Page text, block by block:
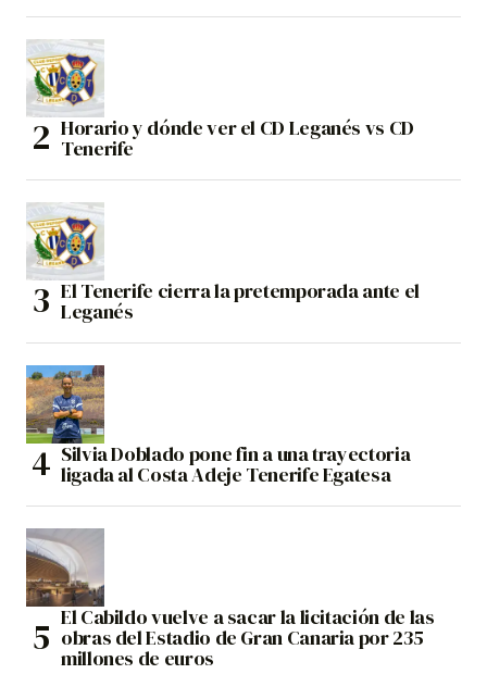
Horario y dónde ver el CD Leganés vs CD
Tenerife
El Tenerife cierra la pretemporada ante el
Leganés
Silvia Doblado pone fin a una trayectoria
ligada al Costa Adeje Tenerife Egatesa
El Cabildo vuelve a sacar la licitación de las
obras del Estadio de Gran Canaria por 235
millones de euros